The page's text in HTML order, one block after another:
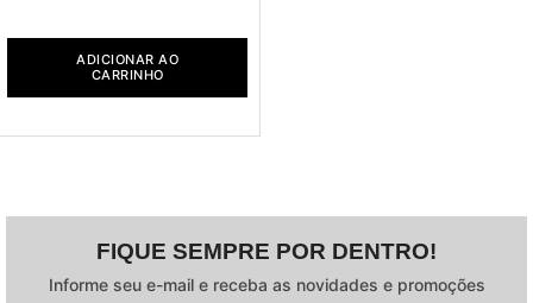
ADICIONAR AO
CARRINHO
FIQUE SEMPRE POR DENTRO!
Informe seu e-mail e receba as novidades e promoções